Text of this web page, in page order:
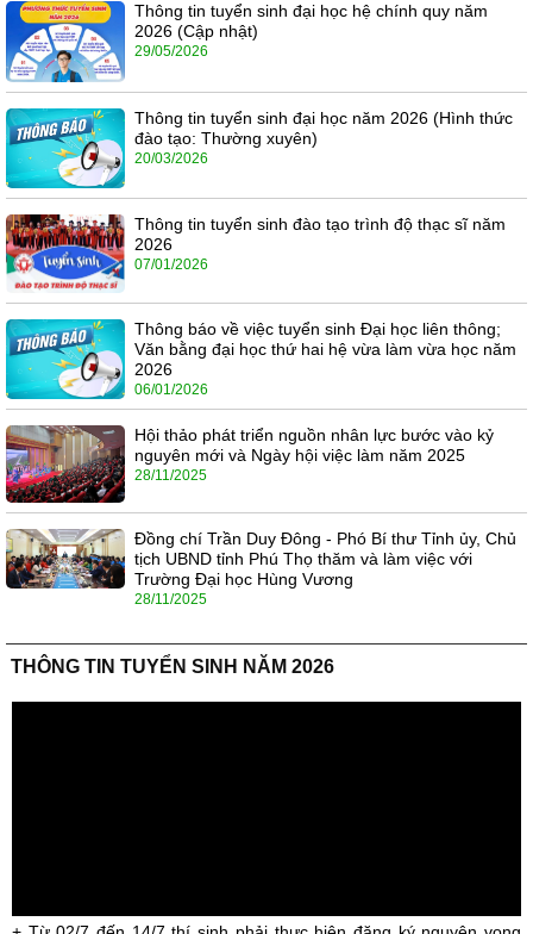
Thông tin tuyển sinh đại học hệ chính quy năm
2026 (Cập nhật)
29/05/2026
Thông tin tuyển sinh đại học năm 2026 (Hình thức
đào tạo: Thường xuyên)
20/03/2026
Thông tin tuyển sinh đào tạo trình độ thạc sĩ năm
2026
07/01/2026
Thông báo về việc tuyển sinh Đại học liên thông;
Văn bằng đại học thứ hai hệ vừa làm vừa học năm
2026
06/01/2026
Hội thảo phát triển nguồn nhân lực bước vào kỷ
nguyên mới và Ngày hội việc làm năm 2025
28/11/2025
Đồng chí Trần Duy Đông - Phó Bí thư Tỉnh ủy, Chủ
tịch UBND tỉnh Phú Thọ thăm và làm việc với
Trường Đại học Hùng Vương
28/11/2025
THÔNG TIN TUYỂN SINH NĂM 2026